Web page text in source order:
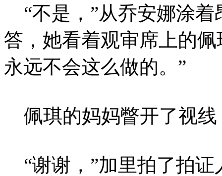
“不是，”从乔安娜涂着
答，她看着观审席上的
永远不会这么做的。”
佩琪的妈妈瞥开了视线
“谢谢，”加里拍了拍证